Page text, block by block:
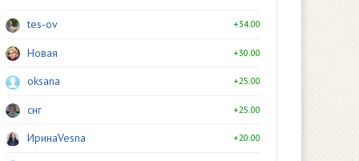
tes-ov +34.00
Новая +30.00
oksana +25.00
снг +25.00
ИринаVesna +20.00